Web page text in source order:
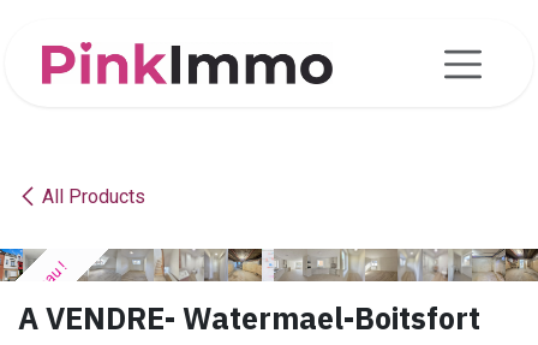
All Products
Nouveau !
Nouveau !
Nouveau !
Nouveau !
Nouveau !
Nouveau !
Nouveau !
Nouveau !
Nouveau !
Nouveau !
Nouveau !
Nouveau !
Nouveau !
Nouveau !
Nouveau !
Nouveau !
Nouveau !
Nouveau !
Nouveau !
Nouveau !
A VENDRE- Watermael-Boitsfort